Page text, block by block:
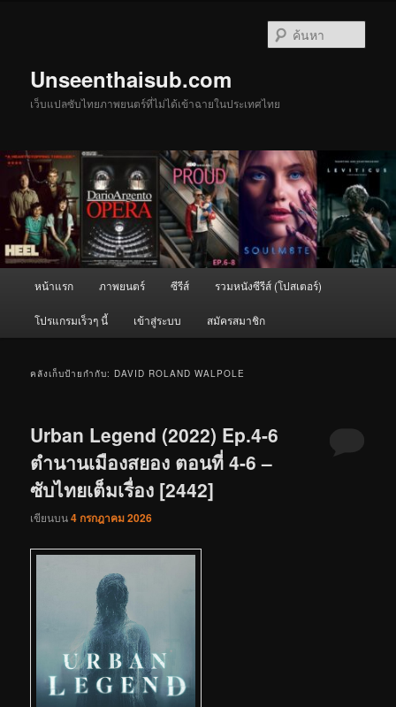
Unseenthaisub.com
เว็บแปลซับไทยภาพยนตร์ที่ไม่ได้เข้าฉายในประเทศไทย
หน้าแรก ภาพยนตร์ ซีรีส์ รวมหนังซีรีส์ (โปสเตอร์)
โปรแกรมเร็วๆ นี้ เข้าสู่ระบบ สมัครสมาชิก
คลังเก็บป้ายกำกับ: DAVID ROLAND WALPOLE
Urban Legend (2022) Ep.4-6
ตำนานเมืองสยอง ตอนที่ 4-6 –
ซับไทยเต็มเรื่อง [2442]
เขียนบน4 กรกฎาคม 2026